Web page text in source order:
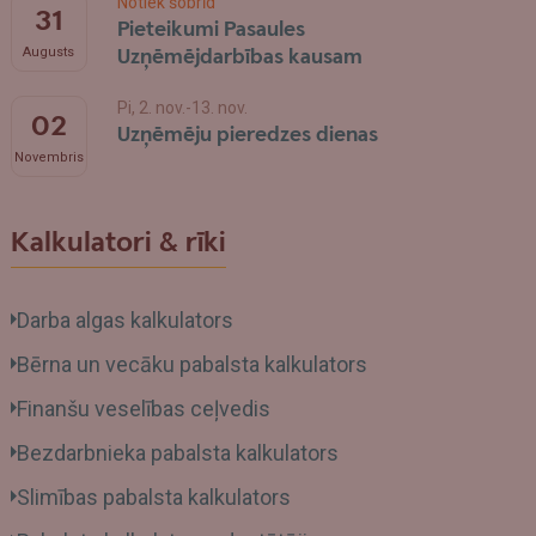
31
Augusts
Pieteikumi Pasaules
Uzņēmējdarbības kausam
02
Novembris
Pi, 2. nov.-13. nov.
Uzņēmēju pieredzes dienas
Kalkulatori & rīki
Darba algas kalkulators
Bērna un vecāku pabalsta kalkulators
Finanšu veselības ceļvedis
Bezdarbnieka pabalsta kalkulators
Slimības pabalsta kalkulators